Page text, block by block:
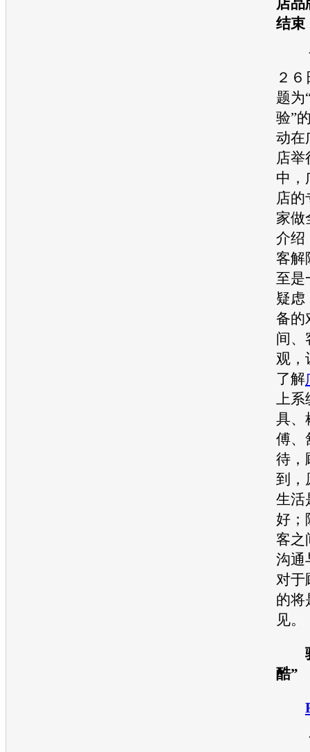
店品
结束
７
２
题为
验”
动在
店举
中，
店的
家做
介绍
客解
至是
疑虑
备的
间、
观，
了解
上系
具、
傅、
待，
到，
生活
好；
客之
沟通
对于
的将
见。
酷”
７